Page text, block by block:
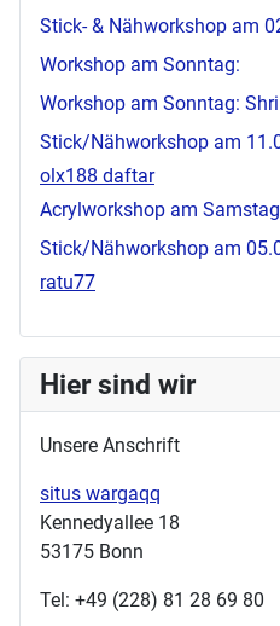
Stick- & Nähworkshop am
Workshop am Sonntag:
Workshop am Sonntag:
Stick/Nähworkshop am
olx188 daftar
Acrylworkshop am
Stick/Nähworkshop am
ratu77
Hier sind wir
Unsere Anschrift
situs wargaqq
Kennedyallee 18
53175 Bonn
Tel: +49 (228) 81 28 69 80